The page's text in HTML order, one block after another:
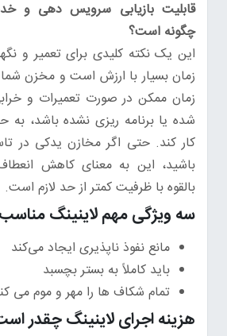
قابلیت بازیابی سرویس دهی و
چگونه است؟
این یک نکته کلیدی برای تعمیر و
زمان بسیار با ارزش است و مخزن شما
زمان ممکن در صورت تعمیرات و
شده یا برنامه ریزی نشده باشد، به
کار کند. حتی اگر مخازن یدکی در
باشید، این به معنای کاهش
بالقوه با ظرفیت کمتر از حد لازم است.
سه ویژگی مهم لاینینگ
مانع نفوذ ناپذیری ایجاد می‌کند
باید کاملاً به بستر بچسبد
تمام شکاف ها را مهر و موم می
هزینه اجرای لاینینگ چقدر